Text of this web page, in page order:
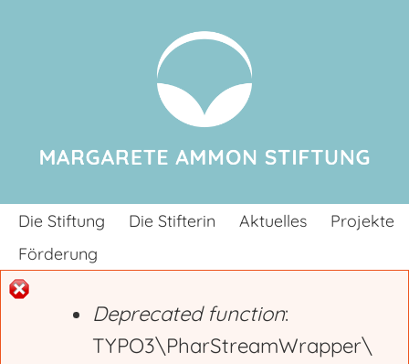
Die Stiftung Die Stifterin Aktuelles
Projekte
Förderung
Deprecated function:
TYPO3\PharStreamWrapper\